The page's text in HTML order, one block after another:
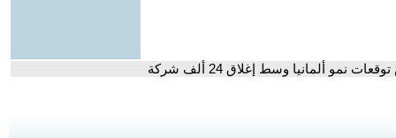
ألمانيا وسط إغلاق 24 ألف شركة